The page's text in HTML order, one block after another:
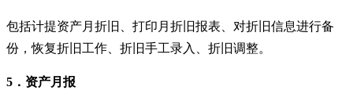
包括计提资产月折旧、打印月折旧报表、对折旧信息进行备
份，恢复折旧工作、折旧手工录入、折旧调整。
5．资产月报